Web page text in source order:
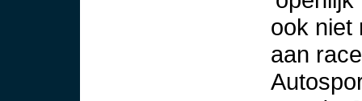
ook niet
aan